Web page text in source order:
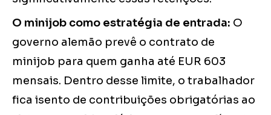
O minijob como estratégia de entrada: O
governo alemão prevê o contrato de
minijob para quem ganha até EUR 603
mensais. Dentro desse limite, o trabalhador
fica isento de contribuições obrigatórias ao